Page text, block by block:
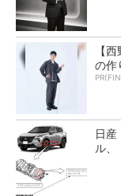
【
の作
日産
ル、